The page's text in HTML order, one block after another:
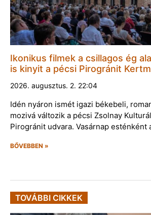
Ikonikus filmek a csillagos ég
is kinyit a pécsi Pirogránit
2026. augusztus. 2. 22:04
Idén nyáron ismét igazi békebeli,
mozivá változik a pécsi Zsolnay
Pirogránit udvara. Vasárnap esténként
BŐVEBBEN »
TOVÁBBI CIKKEK